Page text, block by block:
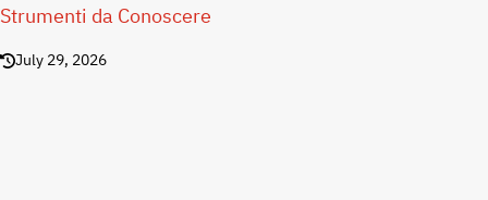
Strumenti da Conoscere
July 29, 2026